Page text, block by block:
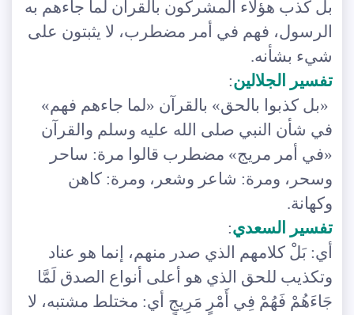
بل كذب هؤلاء المشركون بالقرآن لما جاءهم به
الرسول، فهم في أمر مضطرب، لا يثبتون على
شيء بشأنه.
تفسير الجلالين:
«بل كذبوا بالحق» بالقرآن «لما جاءهم فهم»
في شأن النبي صلى الله عليه وسلم والقرآن
«في أمر مريج» مضطرب قالوا مرة: ساحر
وسحر، ومرة: شاعر وشعر، ومرة: كاهن
وكهانة.
تفسير السعدي:
أي: بَلْ كلامهم الذي صدر منهم، إنما هو عناد
وتكذيب للحق الذي هو أعلى أنواع الصدق لَمَّا
جَاءَهُمْ فَهُمْ فِي أَمْرٍ مَرِيجٍ أي: مختلط مشتبه، لا